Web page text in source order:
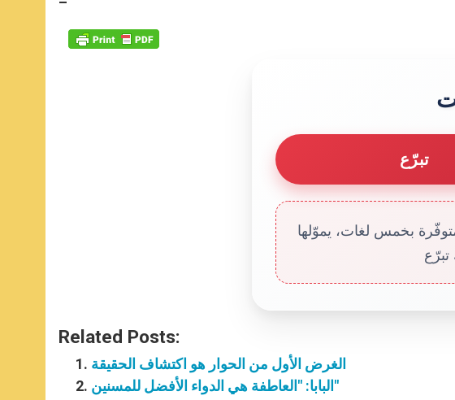
تبرّع
بخمس لغات، يموّلها
Related Posts:
الغرض الأول من الحوار هو اكتشاف الحقيقة
البابا: "العاطفة هي الدواء الأفضل للمسنين"